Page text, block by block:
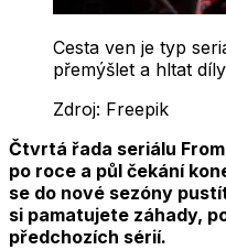
Cesta ven je typ
přemýšlet a hltat
Zdroj: Freepik
Čtvrtá řada seriálu
po roce a půl čekání
se do nové sezóny
si pamatujete záhady,
předchozích sérií.